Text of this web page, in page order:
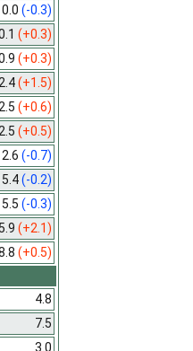
(-0.3)
(+0.3)
(+0.3)
(+1.5)
(+0.6)
(+0.5)
(-0.7)
(-0.2)
(-0.3)
(+2.1)
(+0.5)
4.8
7.5
3.0